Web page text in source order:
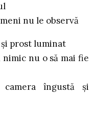
nu le observă
prost luminat
nu o să mai fie
îngustă şi